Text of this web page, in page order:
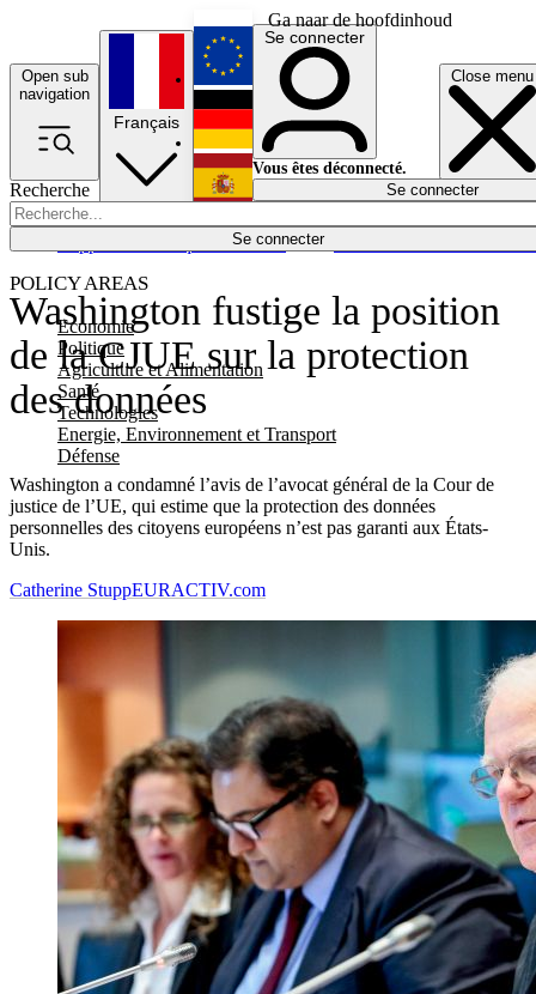
Ga naar de hoofdinhoud
Open sub
navigation
Close menu
Recherche
Se connecter
POLICY AREAS
Economie
Politique
Agriculture et Alimentation
Santé
Technologies
Energie, Environnement et Transport
Défense
Économie
Français
English
Deutsch
Español
Se connecter
Vous êtes déconnecté.
Se connecter
Washington fustige la position
de la CJUE sur la protection
des données
Washington a condamné l’avis de l’avocat général de la Cour de
justice de l’UE, qui estime que la protection des données
personnelles des citoyens européens n’est pas garanti aux États-
Unis.
Catherine StuppEURACTIV.com